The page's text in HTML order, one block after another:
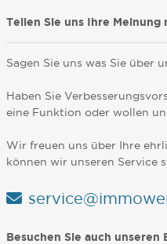
Teilen Sie uns Ihre Meinung
Sagen Sie uns was Sie über
Haben Sie
eine Funktion oder wollen
Wir freuen uns über Ihre
können wir unseren Service
Besuchen Sie auch unseren